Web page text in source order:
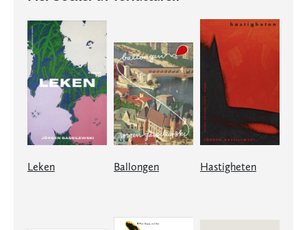
Leken Ballongen Hastigheten